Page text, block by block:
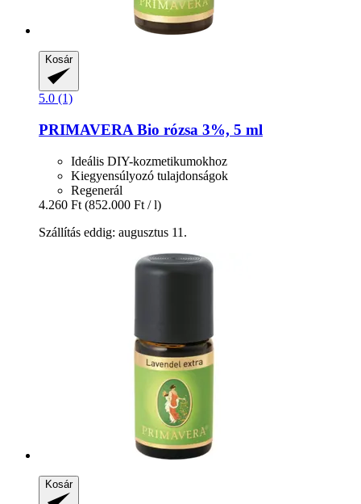
Kosár
5.0 (1)
PRIMAVERA Bio rózsa 3%, 5 ml
Ideális DIY-kozmetikumokhoz
Kiegyensúlyozó tulajdonságok
Regenerál
4.260 Ft (852.000 Ft / l)
Szállítás eddig: augusztus 11.
Kosár